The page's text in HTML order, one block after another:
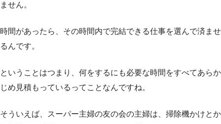
ません。
時間があったら、その時間内で完結できる仕事を選んで済ませ
るんです。
ということはつまり、何をするにも必要な時間をすべてあらか
じめ見積もっているってことなんですね。
そういえば、スーパー主婦の友の会の主婦は、掃除機かけとか